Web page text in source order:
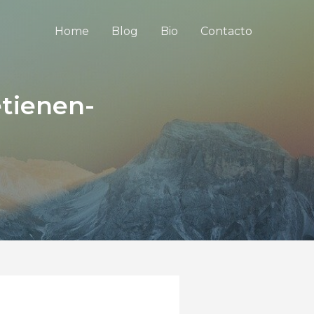
Home Blog Bio Contacto